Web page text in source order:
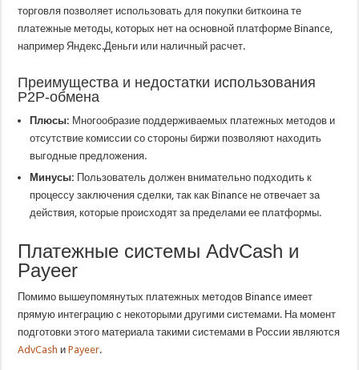
торговля позволяет использовать для покупки биткоина те
платежные методы, которых нет на основной платформе Binance,
например Яндекс.Деньги или наличный расчет.
Преимущества и недостатки использования
P2P-обмена
Плюсы: Многообразие поддерживаемых платежных методов и
отсутствие комиссии со стороны биржи позволяют находить
выгодные предложения.
Минусы: Пользователь должен внимательно подходить к
процессу заключения сделки, так как Binance не отвечает за
действия, которые происходят за пределами ее платформы.
Платежные системы AdvCash и
Payeer
Помимо вышеупомянутых платежных методов Binance имеет
прямую интеграцию с некоторыми другими системами. На момент
подготовки этого материала такими системами в России являются
AdvCash иPayeer.